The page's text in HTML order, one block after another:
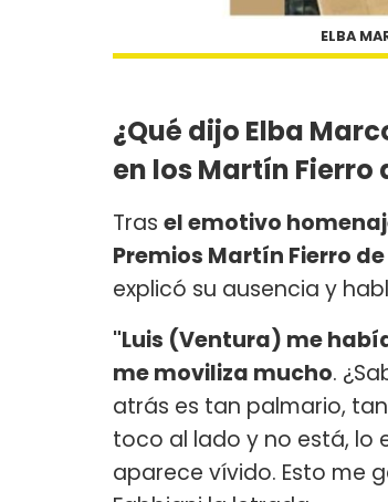
ELBA
¿Qué dijo Elba
en los Martín Fierro
Tras el emotivo
Premios Martín Fierro
explicó su ausencia y
"Luis (Ventura) me
me moviliza mucho.
atrás es tan palmario,
toco al lado y no está, lo
aparece vívido. Esto me